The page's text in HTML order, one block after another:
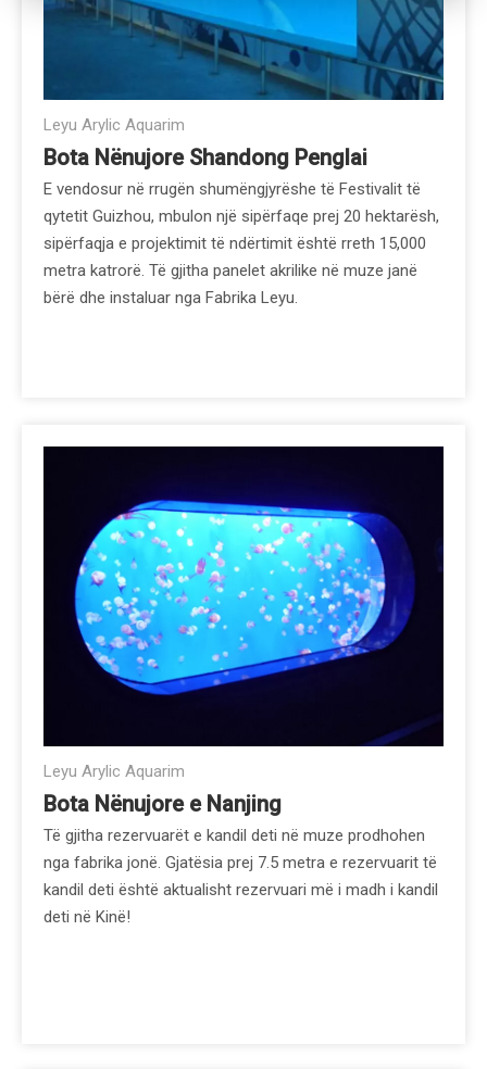
Leyu Arylic Aquarim
Bota Nënujore Shandong Penglai
E vendosur në rrugën shumëngjyrëshe të Festivalit të
qytetit Guizhou, mbulon një sipërfaqe prej 20 hektarësh,
sipërfaqja e projektimit të ndërtimit është rreth 15,000
metra katrorë. Të gjitha panelet akrilike në muze janë
bërë dhe instaluar nga Fabrika Leyu.
Leyu Arylic Aquarim
Bota Nënujore e Nanjing
Të gjitha rezervuarët e kandil deti në muze prodhohen
nga fabrika jonë. Gjatësia prej 7.5 metra e rezervuarit të
kandil deti është aktualisht rezervuari më i madh i kandil
deti në Kinë!